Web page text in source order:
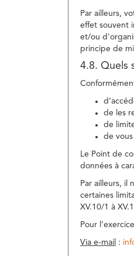
Par ailleurs,
effet souvent
et/ou
principe de
4.8. Quels
de les
de
de
Le Point de
données à
Par ailleurs, il
certaines
XV.10/1 à
Pour
Via e-mail :